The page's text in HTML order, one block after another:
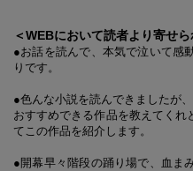
＜WEBにおいて読者より寄せら
●お話を読んで、本気で泣いて感
りです。
●色んな小説を読んできましたが
おすすめできる作品を教えてくれ
てこの作品を紹介します。
●開幕早々階段の踊り場で、血ま